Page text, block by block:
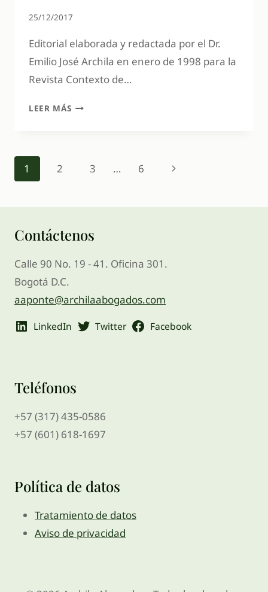
25/12/2017
Editorial elaborada y redactada por el Dr.
Emilio José Archila en enero de 1998 para la
Revista Contexto de…
LEER MÁS
1 2 3 … 6
Contáctenos
Calle 90 No. 19 - 41. Oficina 301.
Bogotá D.C.
aaponte@archilaabogados.com
LinkedIn Twitter Facebook
Teléfonos
+57 (317) 435-0586
+57 (601) 618-1697
Política de datos
Tratamiento de datos
Aviso de privacidad